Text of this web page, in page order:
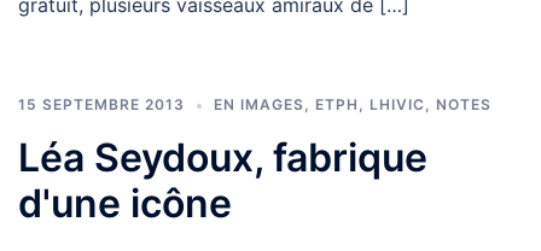
gratuit, plusieurs vaisseaux amiraux de […]
15 SEPTEMBRE 2013 EN IMAGES, ETPH , LHIVIC , NOTES
Léa Seydoux, fabrique
d'une icône